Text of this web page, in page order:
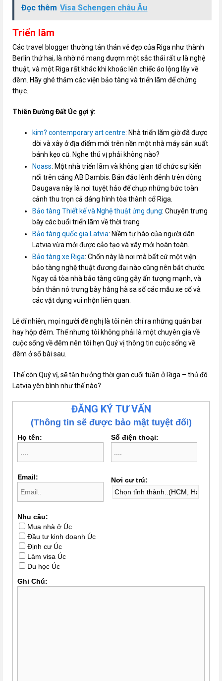
Đọc thêm Visa Schengen châu Âu
Triển lãm
Các travel blogger thường tán thán vẻ đẹp của Riga như thành
Berlin thứ hai, là nhờ nó mang đượm một sắc thái rất ư là nghệ
thuật, và một Riga rất khác khi khoác lên chiếc áo lộng lẫy về
đêm. Hãy ghé thăm các viện bảo tàng và triển lãm để chứng
thực.
Thiên Đường Đất Úc gợi ý:
kim? contemporary art centre: Nhà triển lãm giờ đã được
dời và xây ở địa điểm mới trên nền một nhà máy sản xuất
bánh kẹo cũ. Nghe thú vị phải không nào?
Noass: Một nhà triển lãm và không gian tổ chức sự kiển
nổi trên cảng AB Dambis. Bán đảo lênh đênh trên dòng
Daugava này là nơi tuyệt hảo để chụp những bức toàn
cảnh thu trọn cả dáng hình tòa thành cổ Riga.
Bảo tàng Thiết kế và Nghệ thuật ứng dụng: Chuyên trưng
bày các buổi triển lãm về thời trang
Bảo tàng quốc gia Latvia: Niềm tự hào của người dân
Latvia vừa mới được cảo tạo và xây mới hoàn toàn.
Bảo tàng xe Riga: Chốn này là nơi mà bất cứ một viện
bảo tàng nghệ thuật đương đại nào cũng nên bắt chước.
Ngay cả tòa nhà bảo tàng cũng gây ấn tượng mạnh, và
bản thân nó trưng bày hằng hà sa số các mẫu xe cổ và
các vật dụng vui nhộn liên quan.
Lẽ dĩ nhiên, mọi người đề nghị là tôi nên chỉ ra những quán bar
hay hộp đêm. Thế nhưng tôi không phải là một chuyên gia về
cuộc sống về đêm nên tôi hẹn Quý vị thông tin cuộc sống về
đêm ở số bài sau.
Thế còn Quý vị, sẽ tận hưởng thời gian cuối tuần ở Riga – thủ đô
Latvia yên bình như thế nào?
ĐĂNG KÝ TƯ VẤN
(Thông tin sẽ được bảo mật tuyệt đối)
Họ tên: Số điện thoại:
Email: Nơi cư trú:
Nhu cầu:
Mua nhà ở Úc
Đầu tư kinh doanh Úc
Định cư Úc
Làm visa Úc
Du học Úc
Ghi Chú: